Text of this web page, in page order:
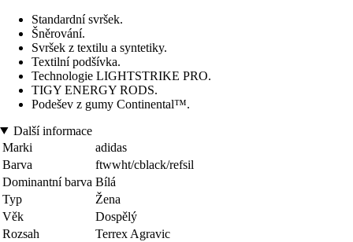
Standardní svršek.
Šněrování.
Svršek z textilu a syntetiky.
Textilní podšívka.
Technologie LIGHTSTRIKE PRO.
TIGY ENERGY RODS.
Podešev z gumy Continental™.
Další informace
Marki
adidas
Barva
ftwwht/cblack/refsil
Dominantní barva Bílá
Typ
Žena
Věk
Dospělý
Rozsah
Terrex Agravic